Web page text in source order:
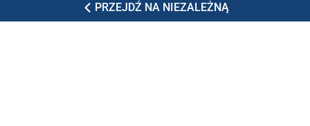
PRZEJDŹ NA NIEZALEŻNĄ